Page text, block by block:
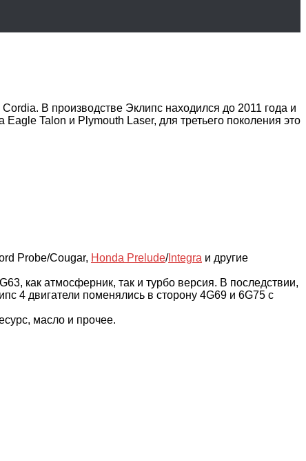
В производстве Эклипс находился до 2011 года и
Talon и Plymouth Laser, для третьего поколения это
Probe/Cougar, Honda Prelude/Integra и другие
как атмосферник, так и турбо версия. В последствии,
4 двигатели поменялись в сторону 4G69 и 6G75 с
масло и прочее.